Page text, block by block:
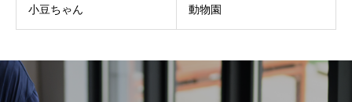
小豆ちゃん 動物園